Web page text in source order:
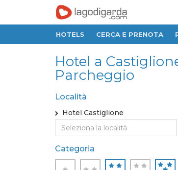
HOTELS CERCA E PRENOTA
Hotel a
Parcheggio
Località
Hotel Castiglione
Categoria